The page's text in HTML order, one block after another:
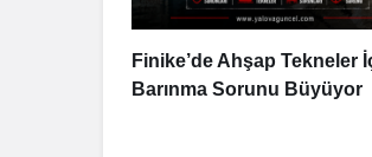
Finike’de Ahşap Tekneler
Barınma Sorunu Büyüyor